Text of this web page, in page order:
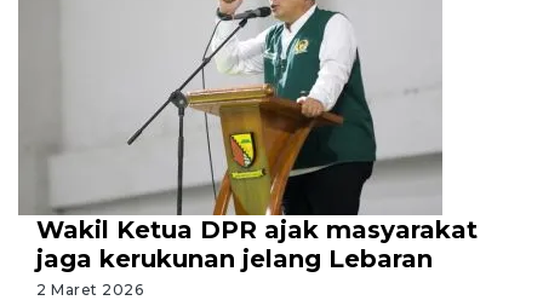
Wakil Ketua DPR ajak masyarakat
jaga kerukunan jelang Lebaran
2 Maret 2026